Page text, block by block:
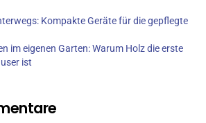
Kompakte Geräte für die gepflegte
im eigenen Garten: Warum Holz die erste
ist